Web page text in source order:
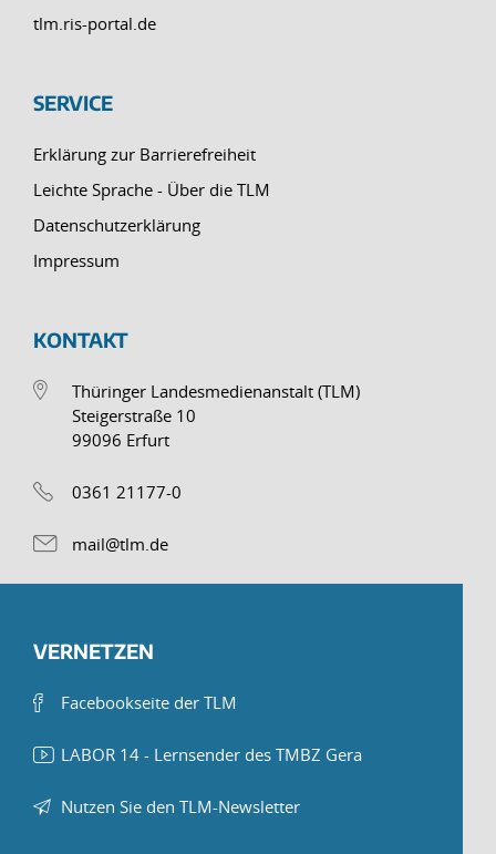
tlm.ris-portal.de
SERVICE
Erklärung zur Barrierefreiheit
Leichte Sprache - Über die TLM
Datenschutzerklärung
Impressum
KONTAKT
Thüringer Landesmedienanstalt (TLM)
Steigerstraße 10
99096 Erfurt
0361 21177-0
mail@tlm.de
VERNETZEN
Facebookseite der TLM
LABOR 14 - Lernsender des TMBZ Gera
Nutzen Sie den TLM-Newsletter